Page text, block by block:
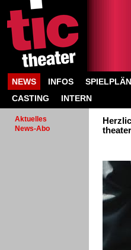
NEWS INFOS
CASTING
INTERN
Aktuelles
News-Abo